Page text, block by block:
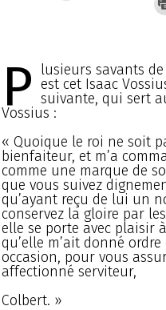
P lusieurs savants
est cet Isaac
suivante, qui sert
Vossius :
« Quoique le roi ne soit
bienfaiteur, et m’a
comme une marque de
que vous suivez
qu’ayant reçu de lui un
conservez la gloire par
elle se porte avec plaisir
qu’elle m’ait donné
occasion, pour vous
affectionné serviteur,
Colbert. »